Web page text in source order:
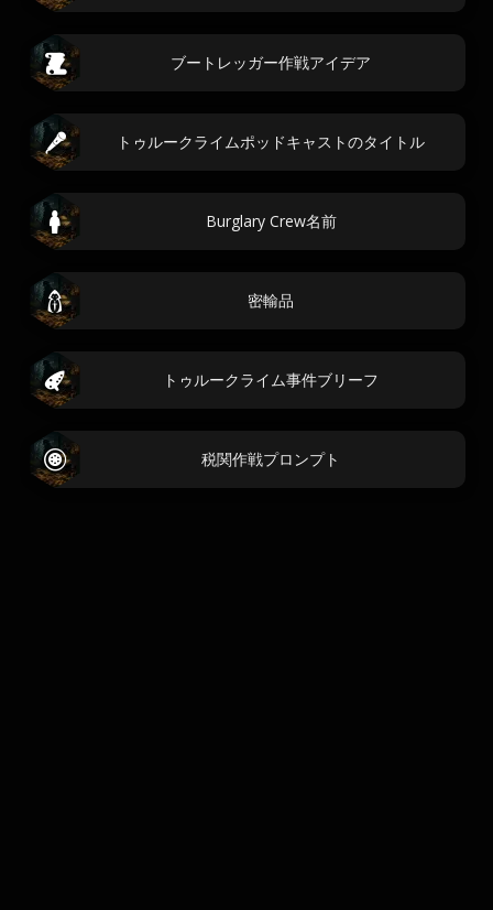
ブートレッガー作戦アイデア
トゥルークライムポッドキャストのタイトル
Burglary Crew名前
密輸品
トゥルークライム事件ブリーフ
税関作戦プロンプト